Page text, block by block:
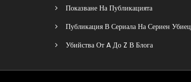
Показване На Публикацията
Публикация В Сериала На Сериен Убиец
Убийства От A До Z В Блога